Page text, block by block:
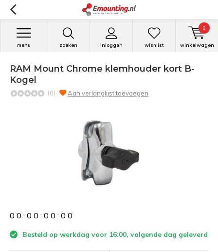
zoeken inloggen
menu wishlist winkelwagen
0
RAM Mount Chrome klemhouder kort B-
Kogel
(0) Aan verlanglijst toevoegen
0 0 : 0 0 : 0 0 : 0 0
Besteld op werkdag voor 16:00, volgende dag geleverd